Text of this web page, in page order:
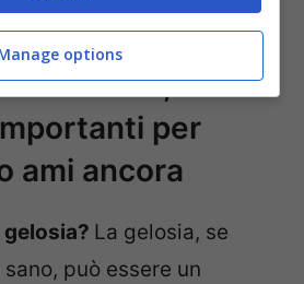
emotivo.
e la fiducia, due
per
ami ancora
La gelosia, se
può essere un
options